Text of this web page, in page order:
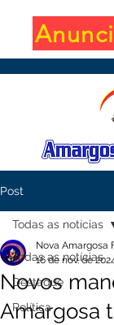
Post
Todas as notícias
Destaque
Política
Todas as notícias
Novos
Amargosa
Nova Amargosa
16 de nov. de